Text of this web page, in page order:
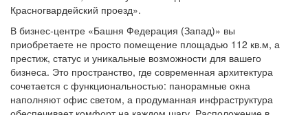
Красногвардейский проезд».
В бизнес-центре «Башня Федерация (Запад)» вы
приобретаете не просто помещение площадью 112 кв.м, а
престиж, статус и уникальные возможности для вашего
бизнеса. Это пространство, где современная архитектура
сочетается с функциональностью: панорамные окна
наполняют офис светом, а продуманная инфраструктура